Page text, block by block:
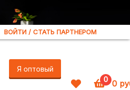
ВОЙТИ / СТАТЬ ПАРТНЕРОМ
Я оптовый
0 0